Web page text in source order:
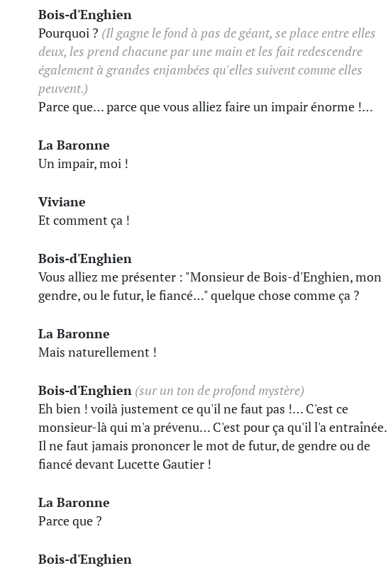
Bois-d'Enghien
Pourquoi ? (Il gagne le fond à pas de géant, se place entre elles
deux, les prend chacune par une main et les fait redescendre
également à grandes enjambées qu'elles suivent comme elles
peuvent.)
Parce que… parce que vous alliez faire un impair énorme !…
La Baronne
Un impair, moi !
Viviane
Et comment ça !
Bois-d'Enghien
Vous alliez me présenter : "Monsieur de Bois-d'Enghien, mon
gendre, ou le futur, le fiancé…" quelque chose comme ça ?
La Baronne
Mais naturellement !
Bois-d'Enghien (sur un ton de profond mystère)
Eh bien ! voilà justement ce qu'il ne faut pas !… C'est ce
monsieur-là qui m'a prévenu… C'est pour ça qu'il l'a
Il ne faut jamais prononcer le mot de futur, de gendre ou de
fiancé devant Lucette Gautier !
La Baronne
Parce que ?
Bois-d'Enghien